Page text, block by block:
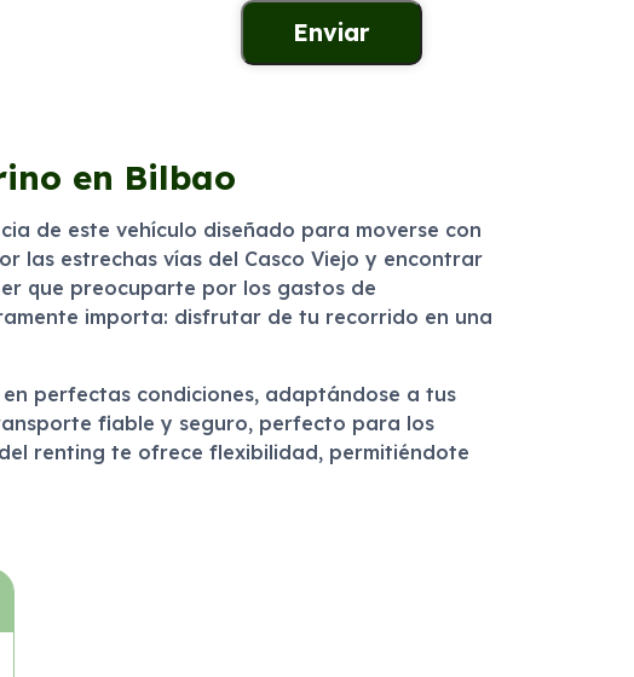
en Bilbao
de este vehículo diseñado para moverse con
las estrechas vías del Casco Viejo y encontrar
que preocuparte por los gastos de
importa: disfrutar de tu recorrido en una
perfectas condiciones, adaptándose a tus
fiable y seguro, perfecto para los
renting te ofrece flexibilidad, permitiéndote